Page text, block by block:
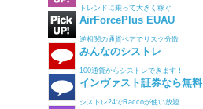
トレンドに乗って大きく稼ぐ！
AirForcePlus EUAU
逆相関の通貨ペアでリスク分散
みんなのシストレ
100通貨からシストレできます！
インヴァスト証券なら無料
シストレ24でRaccoが使い放題！